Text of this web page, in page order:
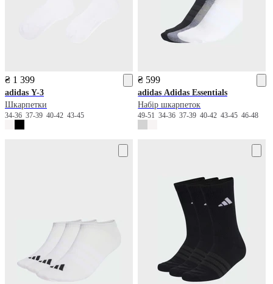
₴ 1 399
adidas Y-3
Шкарпетки
34-36 37-39 40-42 43-45
₴ 599
adidas Adidas Essentials
Набір шкарпеток
49-5134-3637-3940-4243-4546-48